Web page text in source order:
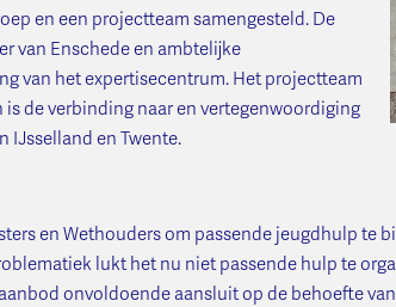
en een projectteam samengesteld. De
van Enschede en ambtelijke
van het expertisecentrum. Het projectteam
de verbinding naar en vertegenwoordiging
IJsselland en Twente.
en Wethouders om passende jeugdhulp te
lukt het nu niet passende hulp te
onvoldoende aansluit op de behoefte